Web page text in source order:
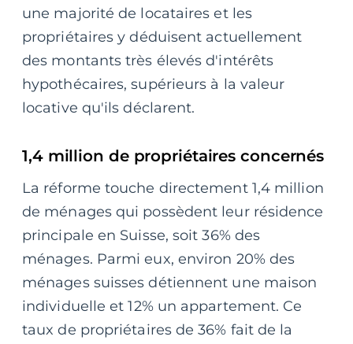
une majorité de locataires et les
propriétaires y déduisent actuellement
des montants très élevés d'intérêts
hypothécaires, supérieurs à la valeur
locative qu'ils déclarent.
1,4 million de propriétaires concernés
La réforme touche directement 1,4 million
de ménages qui possèdent leur résidence
principale en Suisse, soit 36% des
ménages. Parmi eux, environ 20% des
ménages suisses détiennent une maison
individuelle et 12% un appartement. Ce
taux de propriétaires de 36% fait de la